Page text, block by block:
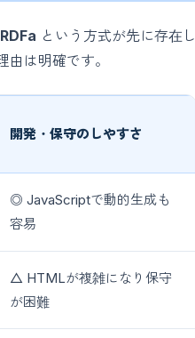
RDFa という方式が先に存在し
由は明確です。
開発・保守のしやすさ
◎ JavaScriptで動的生成も
容易
△ HTMLが複雑になり保守
が困難